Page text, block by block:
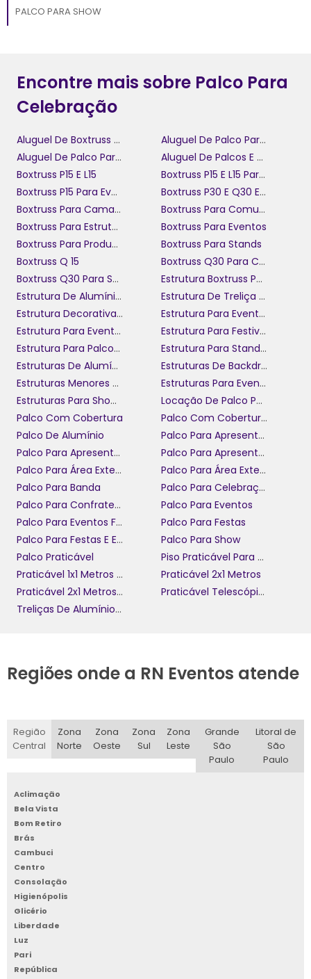
PALCO PARA SHOW
Encontre mais sobre Palco Para
Celebração
Aluguel De Boxtruss Q30
Aluguel De Palco Para Confraternização
Aluguel De Palco Para Festival
Aluguel De Palcos E Coberturas
Boxtruss P15 E L15
Boxtruss P15 E L15 Para Eventos
Boxtruss P15 Para Eventos
Boxtruss P30 E Q30 Em São Paulo
Boxtruss Para Camarotes
Boxtruss Para Comunicação Visual
Boxtruss Para Estruturas De Eventos
Boxtruss Para Eventos
Boxtruss Para Produção De Eventos
Boxtruss Para Stands
Boxtruss Q 15
Boxtruss Q30 Para Camarotes
Boxtruss Q30 Para Shows
Estrutura Boxtruss Para Eventos Pequenos
Estrutura De Alumínio Para Gestão De Eventos
Estrutura De Treliça Para Shows
Estrutura Decorativa Para Eventos
Estrutura Para Eventos
Estrutura Para Eventos Menores
Estrutura Para Festivais De Música
Estrutura Para Palcos De Eventos
Estrutura Para Stand Em Eventos
Estruturas De Alumínio Para Eventos
Estruturas De Backdrop Personalizadas
Estruturas Menores Boxtruss Para Eventos
Estruturas Para Eventos Corporativos
Estruturas Para Shows E Eventos
Locação De Palco Para Celebração
Palco Com Cobertura
Palco Com Cobertura Para Festas
Palco De Alumínio
Palco Para Apresentação
Palco Para Apresentação De Banda
Palco Para Apresentação De Eventos Ao Ar Livre
Palco Para Área Externa
Palco Para Área Externa De Eventos
Palco Para Banda
Palco Para Celebração
Palco Para Confraternização
Palco Para Eventos
Palco Para Eventos Fechados
Palco Para Festas
Palco Para Festas E Eventos
Palco Para Show
Palco Praticável
Piso Praticável Para Eventos
Praticável 1x1 Metros Para Eventos
Praticável 2x1 Metros
Praticável 2x1 Metros Para Aluguel
Praticável Telescópico
Treliças De Alumínio Para Eventos
Regiões onde a RN Eventos atende
Região
Central
Zona
Norte
Zona
Oeste
Zona
Sul
Zona
Leste
Grande
São
Paulo
Litoral de
São
Paulo
Aclimação
Bela Vista
Bom Retiro
Brás
Cambuci
Centro
Consolação
Higienópolis
Glicério
Liberdade
Luz
Pari
República